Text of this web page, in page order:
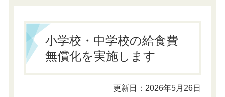
小学校・中学校の給食費
無償化を実施します
更新日：2026年5月26日